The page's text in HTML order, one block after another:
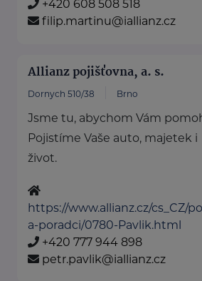
+420 608 508 518
filip.martinu@iallianz.cz
Allianz pojišťovna, a. s.
Dornych 510/38 Brno
Jsme tu, abychom Vám
Pojistíme Vaše auto, majetek i
život.
https://www.allianz.cz/cs_CZ/
a-poradci/0780-Pavlik.html
+420 777 944 898
petr.pavlik@iallianz.cz